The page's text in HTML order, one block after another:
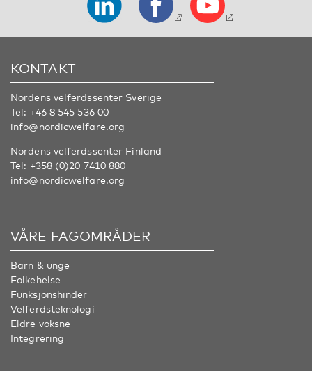
KONTAKT
Nordens velferdssenter Sverige
Tel: +46 8 545 536 00
info@nordicwelfare.org
Nordens velferdssenter Finland
Tel: +358 (0)20 7410 880
info@nordicwelfare.org
VÅRE FAGOMRÅDER
Barn & unge
Folkehelse
Funksjonshinder
Velferdsteknologi
Eldre voksne
Integrering